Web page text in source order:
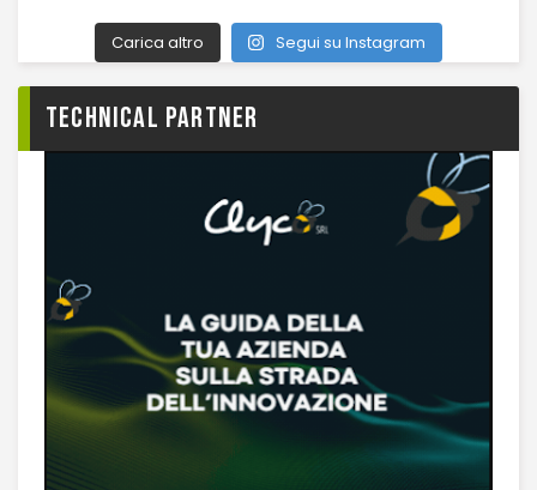
Carica altro Segui su Instagram
TECHNICAL PARTNER